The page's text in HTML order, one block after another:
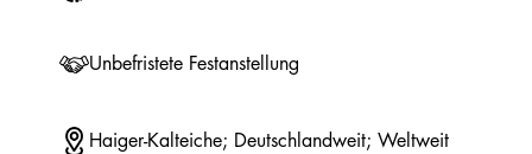
Unbefristete Festanstellung
Haiger-Kalteiche; Deutschlandweit; Weltweit